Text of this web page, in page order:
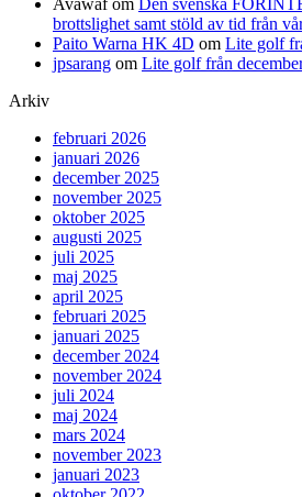
Avawaf om
Den svenska
brottslighet samt stöld av tid från
Paito Warna HK 4D om Lite golf
jpsarang om Lite golf från
Arkiv
februari 2026
januari 2026
december 2025
november 2025
oktober 2025
augusti 2025
juli 2025
maj 2025
april 2025
februari 2025
januari 2025
december 2024
november 2024
juli 2024
maj 2024
mars 2024
november 2023
januari 2023